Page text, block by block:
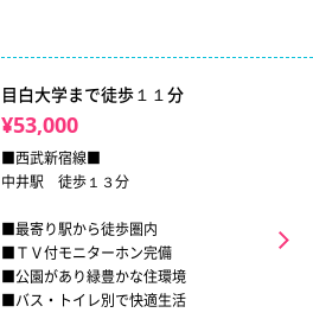
目白大学まで徒歩１１分
¥53,000
■西武新宿線■
中井駅 徒歩１３分
■最寄り駅から徒歩圏内
■ＴＶ付モニターホン完備
■公園があり緑豊かな住環境
■バス・トイレ別で快適生活